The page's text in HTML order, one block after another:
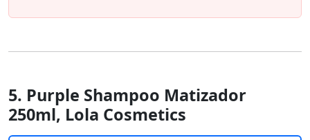
5. Purple Shampoo Matizador
250ml, Lola Cosmetics